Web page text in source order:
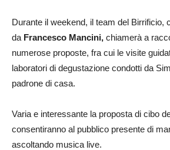
Durante il weekend, il team del Birrificio,
da Francesco Mancini, chiamerà a
numerose proposte, fra cui le visite
laboratori di degustazione condotti da
padrone di casa.
Varia e interessante la proposta di cibo
consentiranno al pubblico presente di
ascoltando musica live.